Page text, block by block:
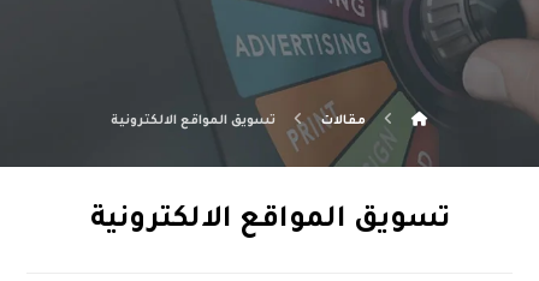
مقالات تسويق المواقع الالكترونية
تسويق المواقع الالكترونية